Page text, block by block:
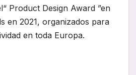
Product Design Award ”en
en 2021, organizados para
en toda Europa.